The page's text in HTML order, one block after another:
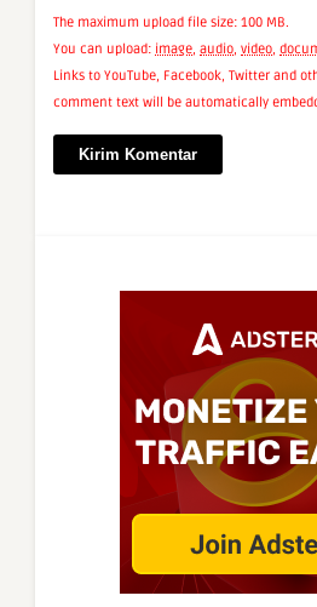
The maximum upload file size: 100 MB.
You can upload: image audio video
Links to YouTube, Facebook, Twitter and
comment text will be automatically